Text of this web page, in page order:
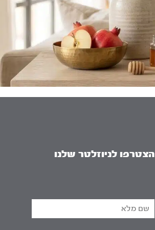
הצטרפו לניוזלטר שלנו